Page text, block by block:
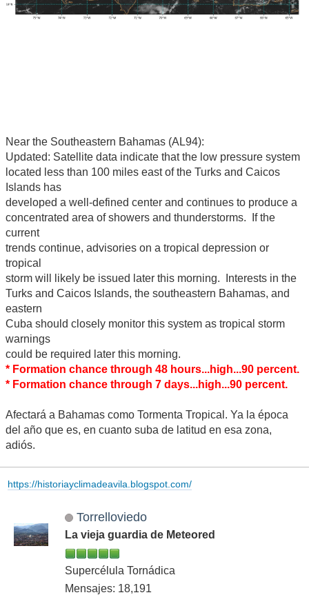
Near the Southeastern Bahamas (AL94):
Updated: Satellite data indicate that the low pressure system
located less than 100 miles east of the Turks and Caicos
Islands has
developed a well-defined center and continues to produce a
concentrated area of showers and thunderstorms. If the
current
trends continue, advisories on a tropical depression or
tropical
storm will likely be issued later this morning. Interests in the
Turks and Caicos Islands, the southeastern Bahamas, and
eastern
Cuba should closely monitor this system as tropical storm
warnings
could be required later this morning.
* Formation chance through 48 hours...high...90 percent.
* Formation chance through 7 days...high...90 percent.
Afectará a Bahamas como Tormenta Tropical. Ya la época
del año que es, en cuanto suba de latitud en esa zona,
adiós.
https://historiayclimadeavila.blogspot.com/
Torrelloviedo
La vieja guardia de Meteored
Supercélula Tornádica
Mensajes: 18,191